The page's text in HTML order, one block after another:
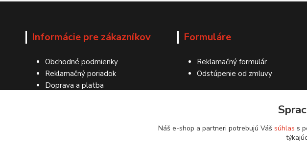
Informácie pre zákazníkov
Obchodné podmienky
Reklamačný poriadok
Doprava a platba
Formuláre
Reklamačný formulár
Odstúpenie od zmluvy
Náš e-shop a partneri potrebujú Váš súhlas s